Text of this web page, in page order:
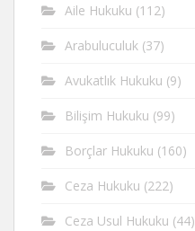
Aile Hukuku (112)
Arabuluculuk (37)
Avukatlık Hukuku (9)
Bilişim Hukuku (99)
Borçlar Hukuku (160)
Ceza Hukuku (222)
Ceza Usul Hukuku (44)